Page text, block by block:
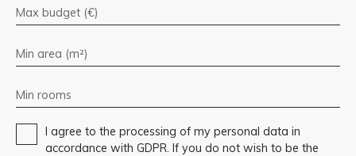
Max budget (€)
Min area (m²)
Min rooms
I agree to the processing of my personal data in
accordance with GDPR. If you do not wish to be the